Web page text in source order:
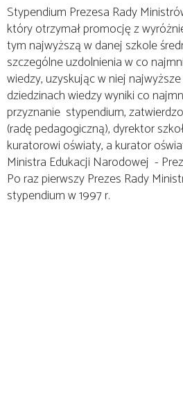
Stypendium Prezesa Rady
który otrzymał promocję z
tym najwyższą w danej szkole
szczególne uzdolnienia w co
wiedzy, uzyskując w niej
dziedzinach wiedzy wyniki co
przyznanie stypendium,
(radę pedagogiczną), dyrektor
kuratorowi oświaty, a kurator
Ministra Edukacji Narodowej -
Po raz pierwszy Prezes Rady
stypendium w 1997 r.